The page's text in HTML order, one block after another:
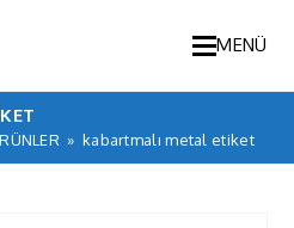
MENÜ
» kabartmalı metal etiket